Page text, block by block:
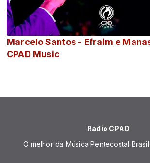
Marcelo Santos - Efraim e
CPAD Music
Radio CPAD
O melhor da Música Pentecostal